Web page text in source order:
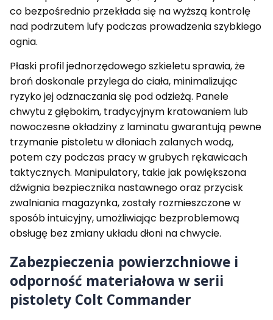
co bezpośrednio przekłada się na wyższą kontrolę
nad podrzutem lufy podczas prowadzenia szybkiego
ognia.
Płaski profil jednorzędowego szkieletu sprawia, że
broń doskonale przylega do ciała, minimalizując
ryzyko jej odznaczania się pod odzieżą. Panele
chwytu z głębokim, tradycyjnym kratowaniem lub
nowoczesne okładziny z laminatu gwarantują pewne
trzymanie pistoletu w dłoniach zalanych wodą,
potem czy podczas pracy w grubych rękawicach
taktycznych. Manipulatory, takie jak powiększona
dźwignia bezpiecznika nastawnego oraz przycisk
zwalniania magazynka, zostały rozmieszczone w
sposób intuicyjny, umożliwiając bezproblemową
obsługę bez zmiany układu dłoni na chwycie.
Zabezpieczenia powierzchniowe i
odporność materiałowa w serii
pistolety Colt Commander